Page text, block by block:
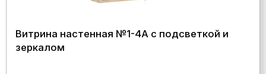
Витрина настенная №1-4А с подсветкой и
зеркалом